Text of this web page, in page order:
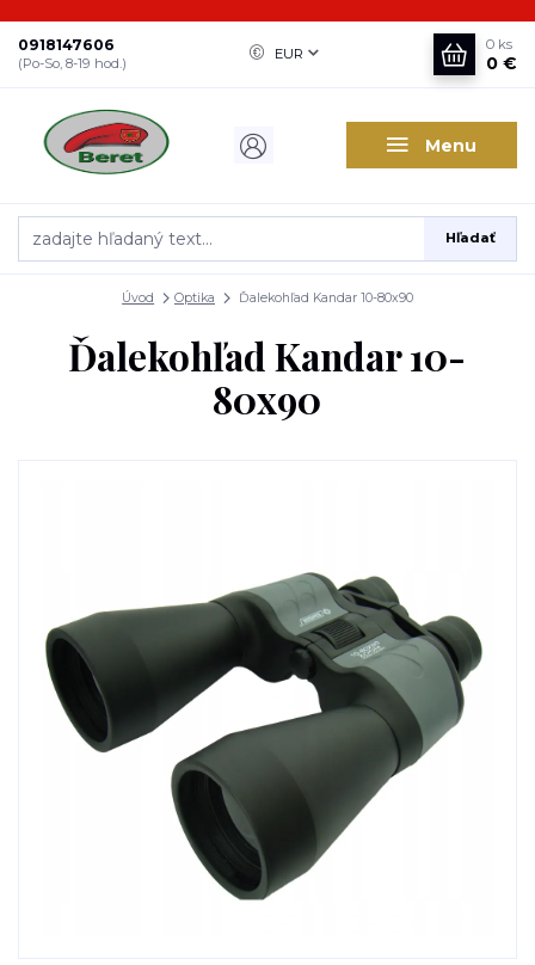
Menu
EUR
Hľadať
0918147606
(Po-So, 8-19 hod.)
0 ks
0 €
Úvod Optika Ďalekohľad Kandar 10-80x90
Ďalekohľad Kandar 10-
80x90